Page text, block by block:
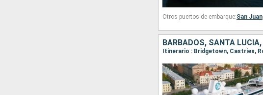
Otros puertos de embarque:San Juan